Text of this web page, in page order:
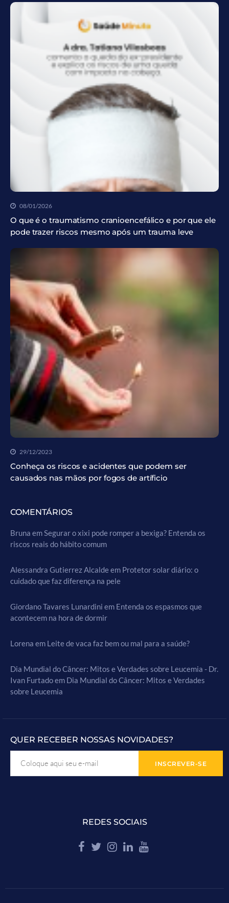
08/01/2026
O que é o traumatismo cranioencefálico e por que ele
pode trazer riscos mesmo após um trauma leve
29/12/2023
Conheça os riscos e acidentes que podem ser
causados nas mãos por fogos de artíficio
COMENTÁRIOS
Bruna emSegurar o xixi pode romper a bexiga? Entenda os
riscos reais do hábito comum
Alessandra Gutierrez Alcaldeem Protetor solar diário: o
cuidado que faz diferença na pele
Giordano Tavares Lunardini em Entenda os espasmos que
acontecem na hora de dormir
Lorena em Leite de vaca faz bem ou mal para a saúde?
Dia Mundial do Câncer: Mitos e Verdades sobre Leucemia - Dr.
Ivan Furtadoem Dia Mundial do Câncer: Mitos e Verdades
sobre Leucemia
QUER RECEBER NOSSAS NOVIDADES?
REDES SOCIAIS